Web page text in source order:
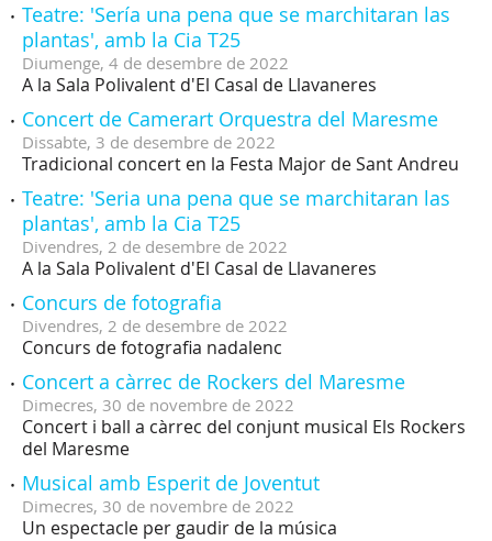
Teatre: 'Sería una pena que se marchitaran las
plantas', amb la Cia T25
Diumenge, 4 de desembre de 2022
A la Sala Polivalent d'El Casal de Llavaneres
Concert de Camerart Orquestra del Maresme
Dissabte, 3 de desembre de 2022
Tradicional concert en la Festa Major de Sant Andreu
Teatre: 'Seria una pena que se marchitaran las
plantas', amb la Cia T25
Divendres, 2 de desembre de 2022
A la Sala Polivalent d'El Casal de Llavaneres
Concurs de fotografia
Divendres, 2 de desembre de 2022
Concurs de fotografia nadalenc
Concert a càrrec de Rockers del Maresme
Dimecres, 30 de novembre de 2022
Concert i ball a càrrec del conjunt musical Els Rockers
del Maresme
Musical amb Esperit de Joventut
Dimecres, 30 de novembre de 2022
Un espectacle per gaudir de la música